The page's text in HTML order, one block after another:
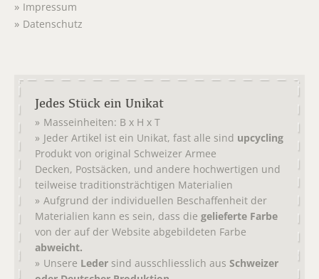
Impressum
Datenschutz
Jedes Stück ein Unikat
Masseinheiten: B x H x T
Jeder Artikel ist ein Unikat, fast alle sind upcycling
Produkt von original Schweizer Armee
Decken, Postsäcken, und andere hochwertigen und
teilweise traditionsträchtigen Materialien
Aufgrund der individuellen Beschaffenheit der
Materialien kann es sein, dass die gelieferte Farbe
von der auf der Website abgebildeten Farbe
abweicht.
Unsere Leder sind ausschliesslich aus Schweizer